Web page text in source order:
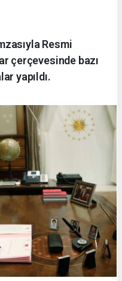
Resmi
çerçevesinde bazı
yapıldı.